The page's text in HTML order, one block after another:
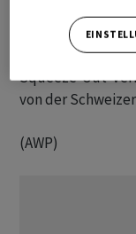
Die
weiter. Der
Februar 2024
Squeeze-Out-
von der
(AWP)